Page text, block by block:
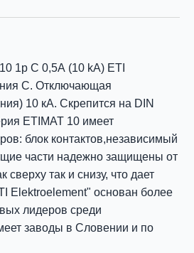
1p C 0,5А (10 kA) ETI
С. Отключающая
10 кА. Скрепится на DIN
ETIMAT 10 имеет
блок контактов,независимый
части надежно защищены от
так и снизу, что дает
Elektroelement" основан более
лидеров среди
заводы в Словении и по